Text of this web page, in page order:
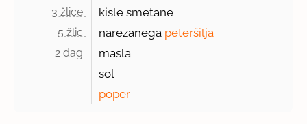
3 žlice kisle smetane
5 žlic narezanega peteršilja
2 dag
masla
sol
poper